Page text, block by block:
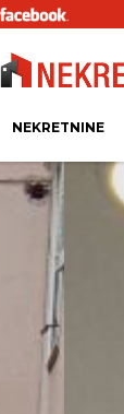
NEKRETNINE